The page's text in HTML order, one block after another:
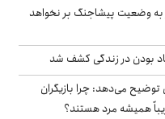
به وضعیت پیشاجنگ بر نخواهد
بودن در زندگی کشف شد
توضیح می‌دهد: چرا بازیگران
همیشه مرد هستند؟